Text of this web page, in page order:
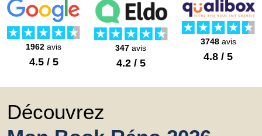
1962 avis
4.5 / 5
347 avis
4.2 / 5
3748avis
4.8 / 5
Découvrez